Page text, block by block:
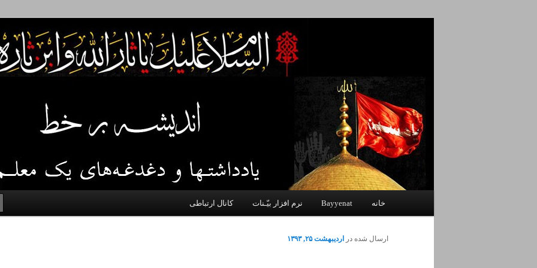
اندیشه بر خط
خانه Bayyenat نرم افزار بیّـنات کانال ارتباطی
ارسال شده در اردیبهشت ۲۵, ۱۳۹۳